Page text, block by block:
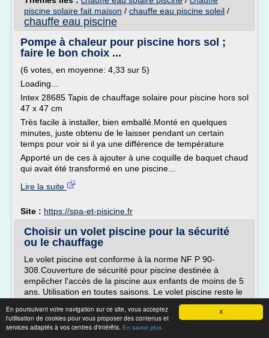
X
En poursuivant votre navigation sur ce site, vous acceptez
l'utilisation de cookies pour vous proposer des contenus et
services adaptés à vos centres d'intérêts. En savoir plus
piscine solaire fait maison / chauffe eau piscine soleil /
chauffe eau piscine
Pompe à chaleur pour piscine hors sol ;
faire le bon choix ...
(6 votes, en moyenne: 4,33 sur 5)
Loading...
Intex 28685 Tapis de chauffage solaire pour piscine hors sol
47 x 47 cm
Très facile à installer, bien emballé.Monté en quelques
minutes, juste obtenu de le laisser pendant un certain
temps pour voir si il ya une différence de température
Apporté un de ces à ajouter à une coquille de baquet chaud
qui avait été transformé en une piscine...
Lire la suite
Site : https://spa-et-pisicine.fr
Choisir un volet piscine pour la sécurité
ou le chauffage
Le volet piscine est conforme à la norme NF P 90-
308.Couverture de sécurité pour piscine destinée à
empêcher l'accès de la piscine aux enfants de moins de 5
ans. Utilisation en toutes saisons. Le volet piscine reste le
meilleur compromis pour concilier vos moments de
détente ... Au-delà de ses qualités esthétiques, le volet
piscine est avant tout un élément de sécurité...